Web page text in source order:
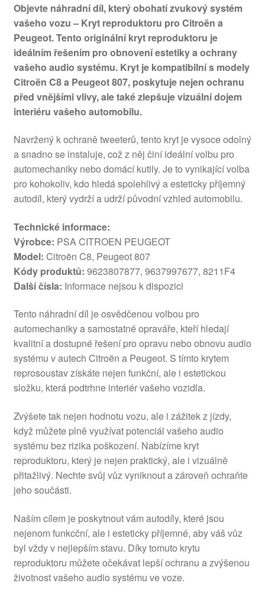
Objevte náhradní díl, který obohatí zvukový systém
vašeho vozu – Kryt reproduktoru pro Citroën a
Peugeot. Tento originální kryt reproduktoru je
ideálním řešením pro obnovení estetiky a ochrany
vašeho audio systému. Kryt je kompatibilní s modely
Citroën C8 a Peugeot 807, poskytuje nejen ochranu
před vnějšími vlivy, ale také zlepšuje vizuální dojem
interiéru vašeho automobilu.
Navržený k ochraně tweeterů, tento kryt je vysoce odolný
a snadno se instaluje, což z něj činí ideální volbu pro
automechaniky nebo domácí kutily. Je to vynikající volba
pro kohokoliv, kdo hledá spolehlivý a esteticky příjemný
autodíl, který vydrží a udrží původní vzhled automobilu.
Technické informace:
Výrobce: PSA CITROEN PEUGEOT
Model: Citroën C8, Peugeot 807
Kódy produktů: 9623807877, 9637997677, 8211F4
Další čísla: Informace nejsou k dispozici
Tento náhradní díl je osvědčenou volbou pro
automechaniky a samostatné opraváře, kteří hledají
kvalitní a dostupné řešení pro opravu nebo obnovu audio
systému v autech Citroën a Peugeot. S tímto krytem
reprosoustav získáte nejen funkční, ale i estetickou
složku, která podtrhne interiér vašeho vozidla.
Zvýšete tak nejen hodnotu vozu, ale i zážitek z jízdy,
když můžete plně využívat potenciál vašeho audio
systému bez rizika poškození. Nabízíme kryt
reproduktoru, který je nejen praktický, ale i vizuálně
přitažlivý. Nechte svůj vůz vyniknout a zároveň ochraňte
jeho součásti.
Naším cílem je poskytnout vám autodíly, které jsou
nejenom funkcční, ale i esteticky příjemné, aby váš vůz
byl vždy v nejlepším stavu. Díky tomuto krytu
reproduktoru můžete očekávat lepší ochranu a zvýšenou
životnost vašeho audio systému ve voze.